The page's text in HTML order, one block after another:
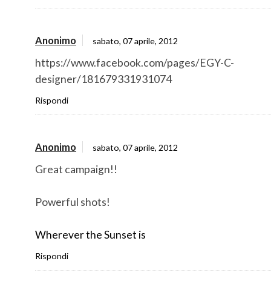
Anonimo sabato, 07 aprile, 2012
https://www.facebook.com/pages/EGY-C-
designer/181679331931074
Rispondi
Anonimo sabato, 07 aprile, 2012
Great campaign!!
Powerful shots!
Wherever the Sunset is
Rispondi